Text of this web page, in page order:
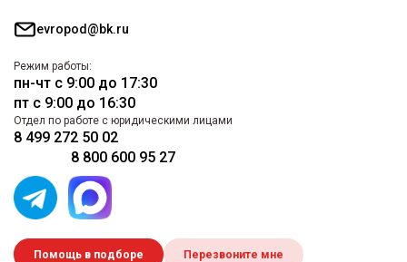
evropod@bk.ru
Режим работы:
пн-чт с 9:00 до 17:30
пт с 9:00 до 16:30
Отдел по работе с юридическими лицами
8 499 272 50 02
8 800 600 95 27
Помощь в подборе Перезвоните мне